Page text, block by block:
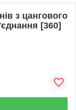
з цангового
[360]